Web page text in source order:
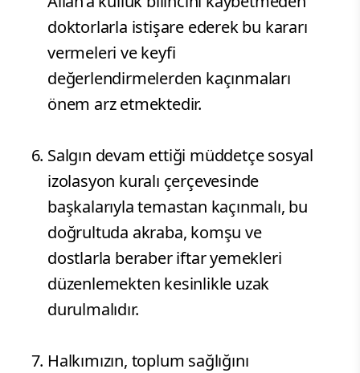
doktorlarla istişare ederek bu kararı
vermeleri ve keyfi
değerlendirmelerden kaçınmaları
önem arz etmektedir.
​Salgın devam ettiği müddetçe sosyal
izolasyon kuralı çerçevesinde
başkalarıyla temastan kaçınmalı, bu
doğrultuda akraba, komşu ve
dostlarla beraber iftar yemekleri
düzenlemekten kesinlikle uzak
durulmalıdır.
Halkımızın, toplum sağlığını